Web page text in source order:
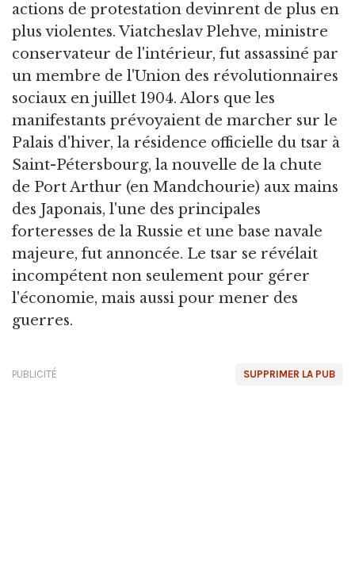
actions de protestation devinrent de plus en
plus violentes. Viatcheslav Plehve, ministre
conservateur de l'intérieur, fut assassiné par
un membre de l'Union des révolutionnaires
sociaux en juillet 1904. Alors que les
manifestants prévoyaient de marcher sur le
Palais d'hiver, la résidence officielle du tsar à
Saint-Pétersbourg, la nouvelle de la chute
de Port Arthur (en Mandchourie) aux mains
des Japonais, l'une des principales
forteresses de la Russie et une base navale
majeure, fut annoncée. Le tsar se révélait
incompétent non seulement pour gérer
l'économie, mais aussi pour mener des
guerres.
SUPPRIMER LA PUB
PUBLICITÉ